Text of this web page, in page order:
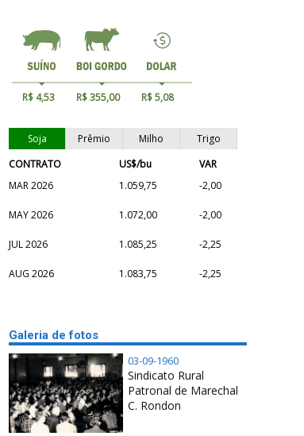
R$ 4,53 R$ 355,00 R$ 5,08
Soja Prêmio Milho
Trigo
CONTRATO
US$/bu
VAR
MAR 2026
1.059,75 -2,00
MAY 2026 1.072,00 -2,00
JUL 2026 1.085,25 -2,25
AUG 2026 1.083,75 -2,25
Galeria de fotos
03-09-1960
Sindicato Rural
Patronal de Marechal
C. Rondon